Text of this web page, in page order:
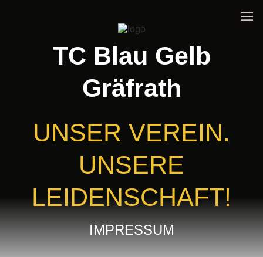
TC Blau Gelb
Gräfrath
UNSER VEREIN.
UNSERE
LEIDENSCHAFT!
IMPRESSUM